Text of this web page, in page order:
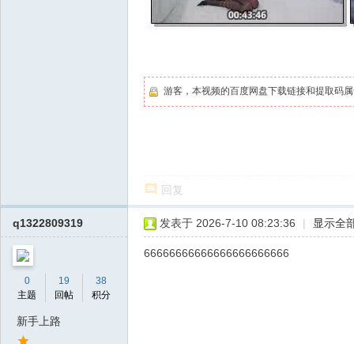
游客，本视频的百度网盘下载链接和提取码
回复
q1322809319
0
主题
19
回帖
38
积分
新手上路
发表于 2026-7-10 08:23:36 显示全
66666666666666666666666